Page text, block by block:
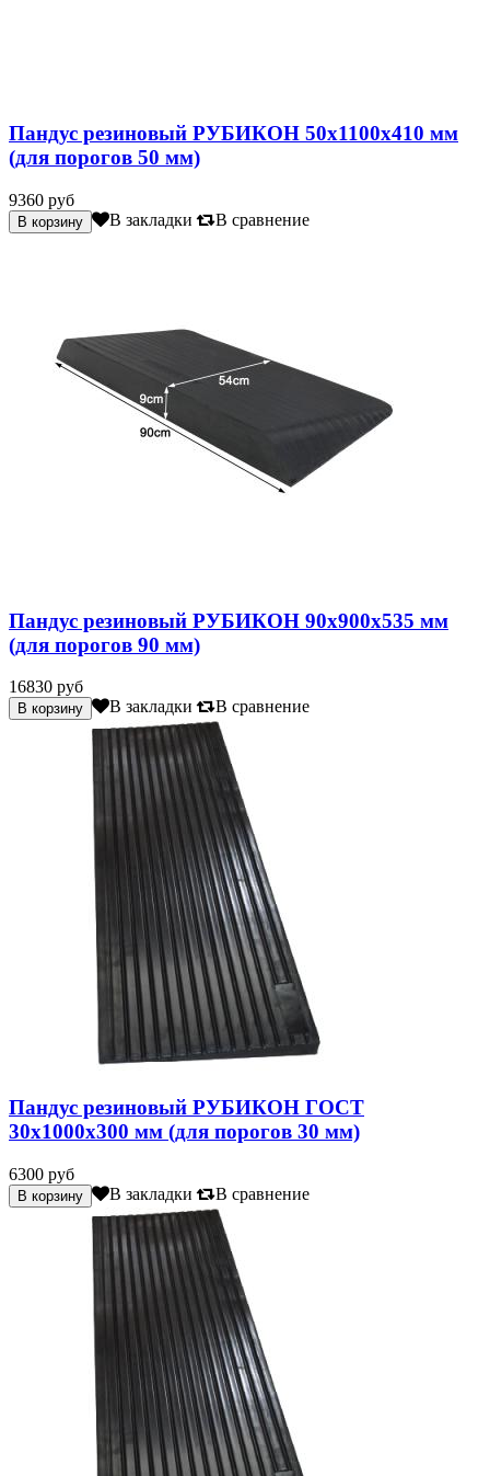
Пандус резиновый РУБИКОН 50х1100х410 мм
(для порогов 50 мм)
9360 руб
В закладки В сравнение
Пандус резиновый РУБИКОН 90х900х535 мм
(для порогов 90 мм)
16830 руб
В закладки В сравнение
Пандус резиновый РУБИКОН ГОСТ
30х1000х300 мм (для порогов 30 мм)
6300 руб
В закладки В сравнение